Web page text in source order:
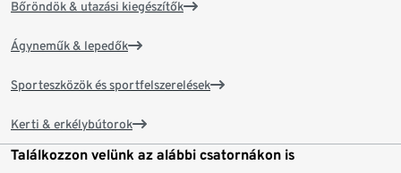
Bőröndök & utazási kiegészítők
Ágyneműk & lepedők
Sporteszközök és sportfelszerelések
Kerti & erkélybútorok
Találkozzon velünk az alábbi csatornákon is